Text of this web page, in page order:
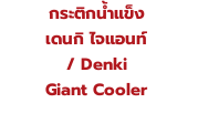
กระติกน้ำแข็ง
เดนกิ ไจแอนท์
/ Denki
Giant Cooler